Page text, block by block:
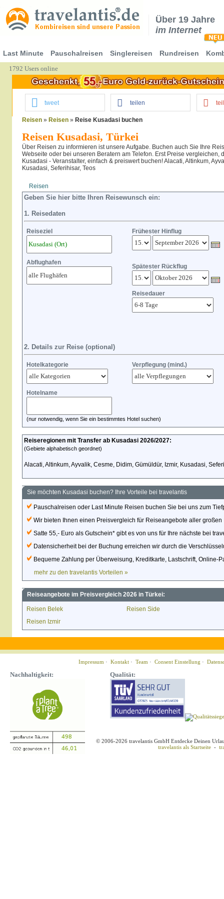
Über 19 Jahre
im Internet
Last Minute Pauschalreisen Singlereisen Rundreisen
1792 Users online
tweet teilen
Reisen » Reisen » Reise Kusadasi buchen
Reisen Kusadasi, Türkei
Über Reisen zu informieren ist unsere Aufgabe. Buchen auch Sie Ihre
Webseite oder bei unseren Beratern am Telefon. Erst Preise vergleichen,
Kusadasi - Veranstalter, einfach & preiswert buchen! Alacati, Altinkum,
Kusadasi, Seferihisar, Teos
Reisen
Geben Sie hier bitte Ihren Reisewunsch ein:
1. Reisedaten
Reiseziel Frühester Hinflug
Abflughafen
Spätester Rückflug
Reisedauer
2. Details zur Reise (optional)
Hotelkategorie Verpflegung (mind.)
Hotelname
(nur notwendig, wenn Sie ein bestimmtes Hotel suchen)
Reiseregionen mit Transfer ab Kusadasi 2026/2027:
(Gebiete alphabetisch geordnet)
Alacati, Altinkum, Ayvalik, Cesme, Didim, Gümüldür, Izmir, Kusadasi,
Sie möchten Kusadasi buchen? Ihre Vorteile bei travelantis
Pauschalreisen oder Last Minute Reisen buchen Sie bei uns zum
Wir bieten Ihnen einen Preisvergleich für Reiseangebote aller großen
Satte 55,- Euro als Gutschein* gibt es von uns für Ihre nächste bei
Datensicherheit bei der Buchung erreichen wir durch die
Bequeme Zahlung per Überweisung, Kreditkarte, Lastschrift, Online-
mehr zu den travelantis Vorteilen »
Reiseangebote im Preisvergleich 2026 in Türkei:
Reisen Belek
Reisen Side
Reisen Izmir
Impressum · Kontakt · Team · Consent Einstellung ·
Nachhaltigkeit: Qualität:
© 2006-2026 travelantis GmbH Entdecke Deinen
travelantis als Startseite -